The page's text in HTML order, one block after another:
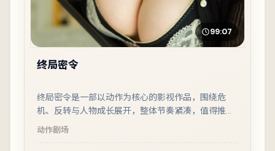
99:07
终局密令
终局密令是一部以动作为核心的影视作品，围绕危
机、反转与人物成长展开，整体节奏紧凑，值得推荐
观看。
动作剧场